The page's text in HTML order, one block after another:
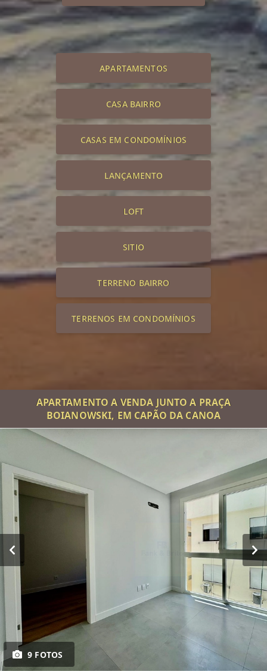
APARTAMENTOS
CASA BAIRRO
CASAS EM CONDOMÍNIOS
LANÇAMENTO
LOFT
SITIO
TERRENO BAIRRO
TERRENOS EM CONDOMÍNIOS
APARTAMENTO A VENDA JUNTO A PRAÇA
BOIANOWSKI, EM CAPÃO DA CANOA
9 FOTOS